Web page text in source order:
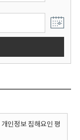
인정보 침해요인 평